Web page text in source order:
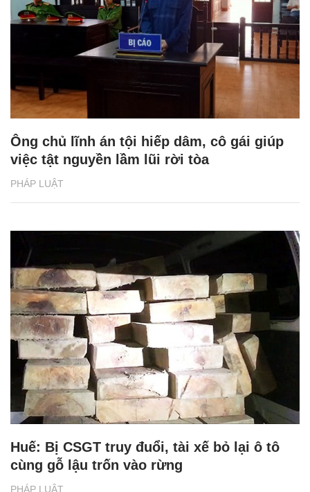
PHÁP LUẬT
Ông chủ lĩnh án tội hiếp dâm, cô gái giúp
việc tật nguyền lầm lũi rời tòa
PHÁP LUẬT
Huế: Bị CSGT truy đuổi, tài xế bỏ lại ô tô
cùng gỗ lậu trốn vào rừng